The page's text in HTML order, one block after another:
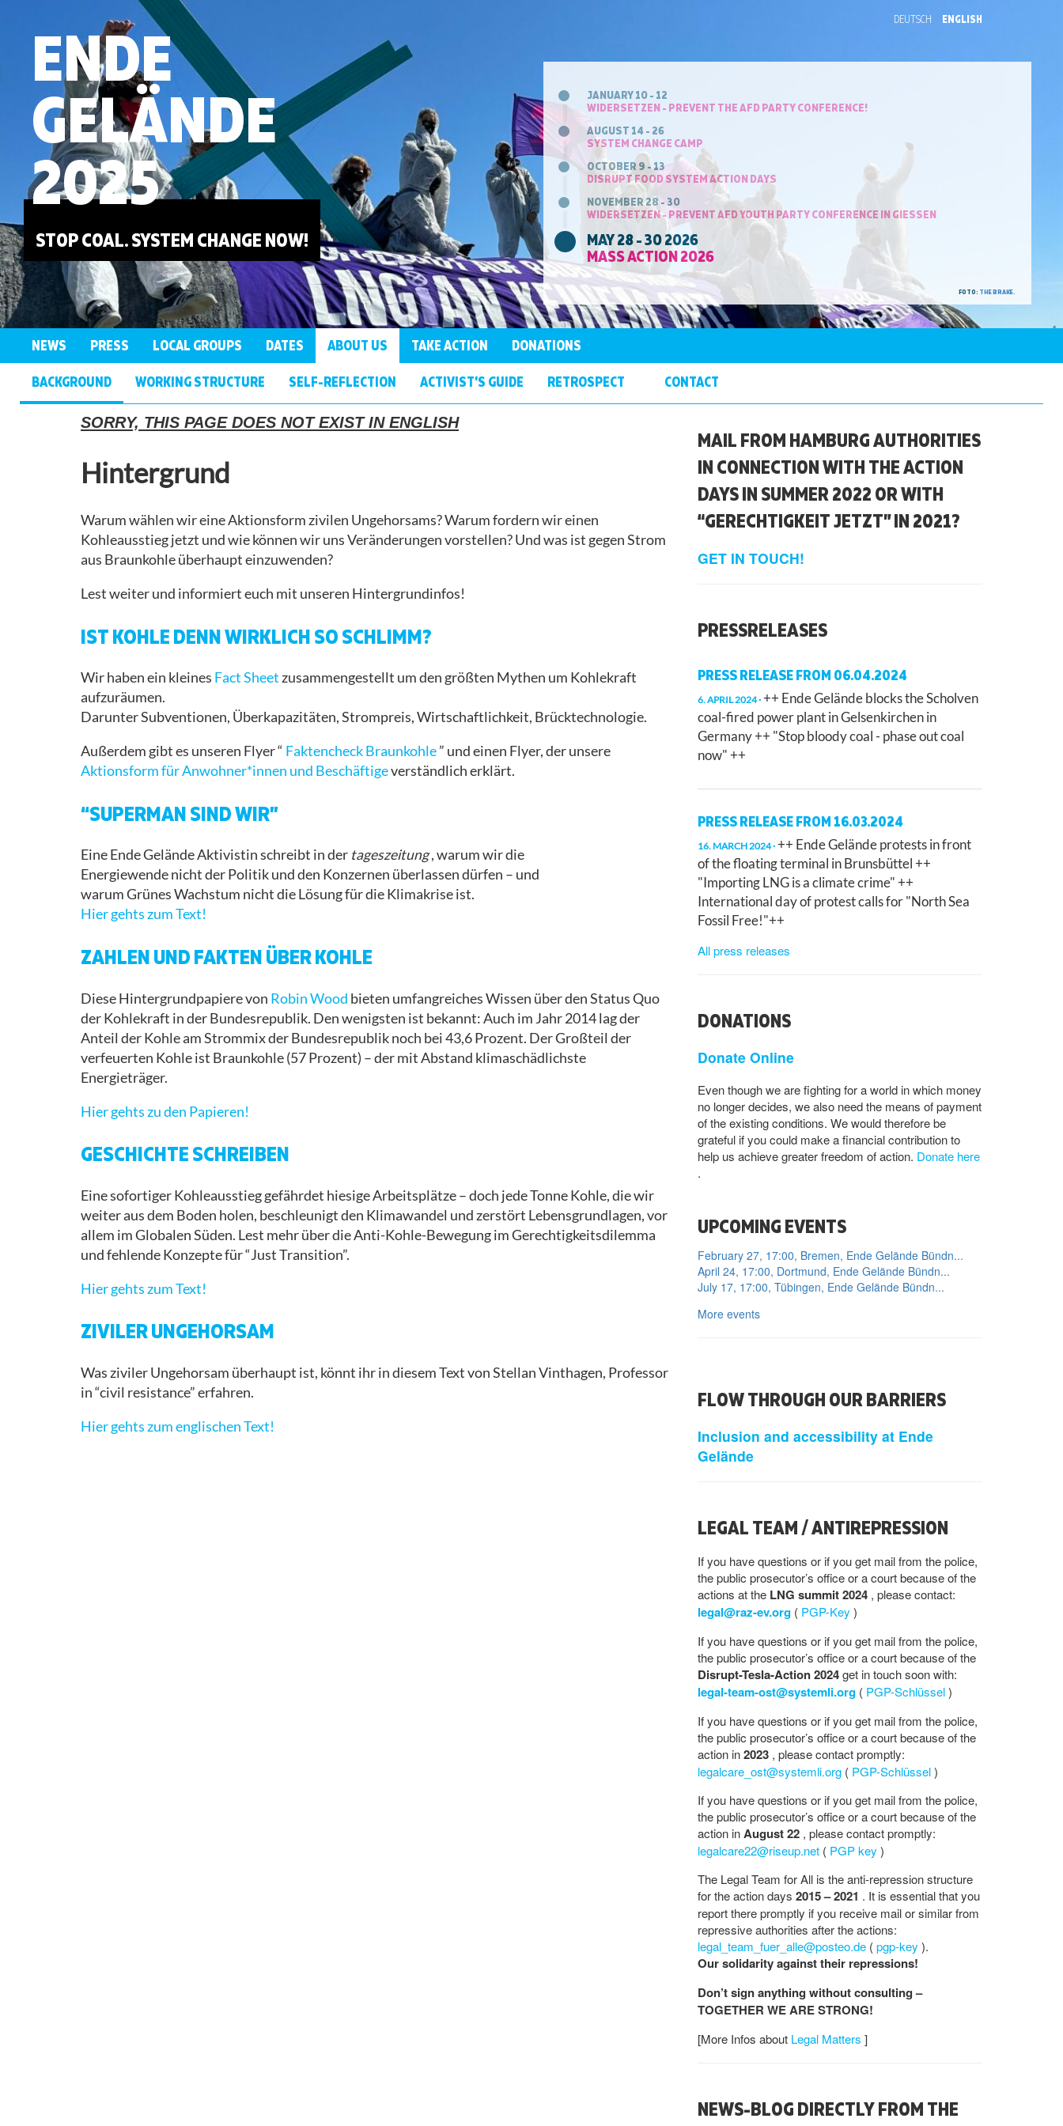
DEUTSCH ENGLISH
ENDE
GELÄNDE
2025
STOP COAL. SYSTEM CHANGE NOW!
JANUARY 10 - 12
WIDERSETZEN - PREVENT THE AFD PARTY CONFERENCE!
AUGUST 14 - 26
SYSTEM CHANGE CAMP
OCTOBER 9 - 13
DISRUPT FOOD SYSTEM ACTION DAYS
NOVEMBER 28 - 30
WIDERSETZEN - PREVENT AFD YOUTH PARTY CONFERENCE IN GIESSEN
MAY 28 - 30 2026
MASS ACTION 2026
FOTO: THE BRAKE.
NEWS PRESS
PRESS
REVIEW
RELEASES
LOCAL GROUPS DATES ABOUT US
BACKGROUND WORKING STRUCTURE SELF-REFLECTION
ACTIVE IN
SOLIDARITY
ABLEISM
BARRIERS
DEALING
SEXUALIZED
ISRAEL/PALESTINE
ACTIVIST’S GUIDE RETROSPECT CONTACT
TAKE ACTION DONATIONS
SORRY, THIS PAGE DOES NOT EXIST IN ENGLISH
Hintergrund
Warum wählen wir eine Aktionsform zivilen Ungehorsams? Warum fordern wir einen
Kohleausstieg jetzt und wie können wir uns Veränderungen vorstellen? Und was ist gegen Strom
aus Braunkohle überhaupt einzuwenden?
Lest weiter und informiert euch mit unseren Hintergrundinfos!
IST KOHLE DENN WIRKLICH SO SCHLIMM?
Wir haben ein kleines Fact Sheetzusammengestellt um den größten Mythen um Kohlekraft
aufzuräumen.
Darunter Subventionen, Überkapazitäten, Strompreis, Wirtschaftlichkeit, Brücktechnologie.
Außerdem gibt es unseren Flyer “ Faktencheck Braunkohle” und einen Flyer, der unsere
Aktionsform für Anwohner*innen und Beschäftigeverständlich erklärt.
“SUPERMAN SIND WIR”
Eine Ende Gelände Aktivistin schreibt in der tageszeitung, warum wir die
Energiewende nicht der Politik und den Konzernen überlassen dürfen – und
warum Grünes Wachstum nicht die Lösung für die Klimakrise ist.
Hier gehts zum Text!
ZAHLEN UND FAKTEN ÜBER KOHLE
Diese Hintergrundpapiere von Robin Wood bieten umfangreiches Wissen über den Status Quo
der Kohlekraft in der Bundesrepublik. Den wenigsten ist bekannt: Auch im Jahr 2014 lag der
Anteil der Kohle am Strommix der Bundesrepublik noch bei 43,6 Prozent. Der Großteil der
verfeuerten Kohle ist Braunkohle (57 Prozent) – der mit Abstand klimaschädlichste
Energieträger.
Hier gehts zu den Papieren!
GESCHICHTE SCHREIBEN
Eine sofortiger Kohleausstieg gefährdet hiesige Arbeitsplätze – doch jede Tonne Kohle, die wir
weiter aus dem Boden holen, beschleunigt den Klimawandel und zerstört Lebensgrundlagen, vor
allem im Globalen Süden. Lest mehr über die Anti-Kohle-Bewegung im Gerechtigkeitsdilemma
und fehlende Konzepte für “Just Transition”.
Hier gehts zum Text!
ZIVILER UNGEHORSAM
Was ziviler Ungehorsam überhaupt ist, könnt ihr in diesem Text von Stellan Vinthagen, Professor
in “civil resistance” erfahren.
Hier gehts zum englischen Text!
MAIL FROM HAMBURG AUTHORITIES
IN CONNECTION WITH THE ACTION
DAYS IN SUMMER 2022 OR WITH
“GERECHTIGKEIT JETZT” IN 2021?
GET IN TOUCH!
PRESSRELEASES
PRESS RELEASE FROM 06.04.2024
6. APRIL 2024 ++ Ende Gelände blocks the Scholven
coal-fired power plant in Gelsenkirchen in
Germany ++ "Stop bloody coal - phase out coal
now" ++
PRESS RELEASE FROM 16.03.2024
16. MARCH 2024 ++ Ende Gelände protests in front
of the floating terminal in Brunsbüttel ++
"Importing LNG is a climate crime" ++
International day of protest calls for "North Sea
Fossil Free!"++
All press releases
DONATIONS
Donate Online
Even though we are fighting for a world in which money
no longer decides, we also need the means of payment
of the existing conditions. We would therefore be
grateful if you could make a financial contribution to
help us achieve greater freedom of action. Donate here
.
UPCOMING EVENTS
February 27, 17:00, Bremen, Ende Gelände Bündn...
April 24, 17:00, Dortmund, Ende Gelände Bündn...
July 17, 17:00, Tübingen, Ende Gelände Bündn...
More events
FLOW THROUGH OUR BARRIERS
Inclusion and accessibility at Ende
Gelände
LEGAL TEAM / ANTIREPRESSION
If you have questions or if you get mail from the police,
the public prosecutor’s office or a court because of the
actions at the LNG summit 2024 , please contact:
legal@raz-ev.org ( PGP-Key )
If you have questions or if you get mail from the police,
the public prosecutor’s office or a court because of the
Disrupt-Tesla-Action 2024get in touch soon with:
legal-team-ost@systemli.org ( PGP-Schlüssel)
If you have questions or if you get mail from the police,
the public prosecutor’s office or a court because of the
action in2023 , please contact promptly:
legalcare_ost@systemli.org ( PGP-Schlüssel)
If you have questions or if you get mail from the police,
the public prosecutor’s office or a court because of the
action inAugust 22 , please contact promptly:
legalcare22@riseup.net ( PGP key )
The Legal Team for All is the anti-repression structure
for the action days 2015 – 2021 . It is essential that you
report there promptly if you receive mail or similar from
repressive authorities after the actions:
legal_team_fuer_alle@posteo.de (pgp-key ).
Our solidarity against their repressions!
Don’t sign anything without consulting –
TOGETHER WE ARE STRONG!
[More Infos about Legal Matters ]
NEWS-BLOG DIRECTLY FROM THE